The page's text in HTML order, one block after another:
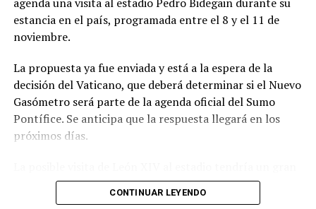
estancia en el país, programada entre el 8 y el 11 de
noviembre.
La propuesta ya fue enviada y está a la espera de la
decisión del Vaticano, que deberá determinar si el Nuevo
Gasómetro será parte de la agenda oficial del Sumo
Pontífice. Se anticipa que la respuesta llegará en los
próximos días.
significado simbólico para San Lorenzo, dado el
histórico vínculo entre la institución y la Iglesia
CONTINUAR LEYENDO